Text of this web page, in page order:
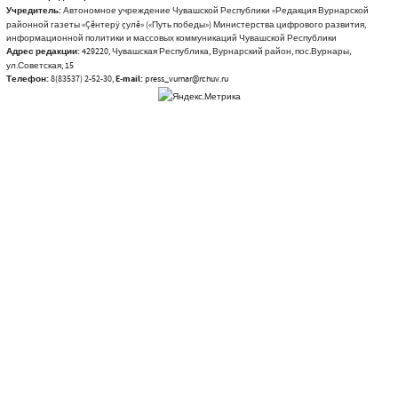
Учредитель:Автономное учреждение Чувашской Республики «Редакция Вурнарской
районной газеты «Çĕнтерÿ çулĕ» («Путь победы») Министерства цифрового развития,
информационной политики и массовых коммуникаций Чувашской Республики
Адрес редакции:429220, Чувашская Республика, Вурнарский район, пос.Вурнары,
ул.Советская, 15
Телефон:8(83537) 2-52-30,E-mail:press_vurnar@rchuv.ru